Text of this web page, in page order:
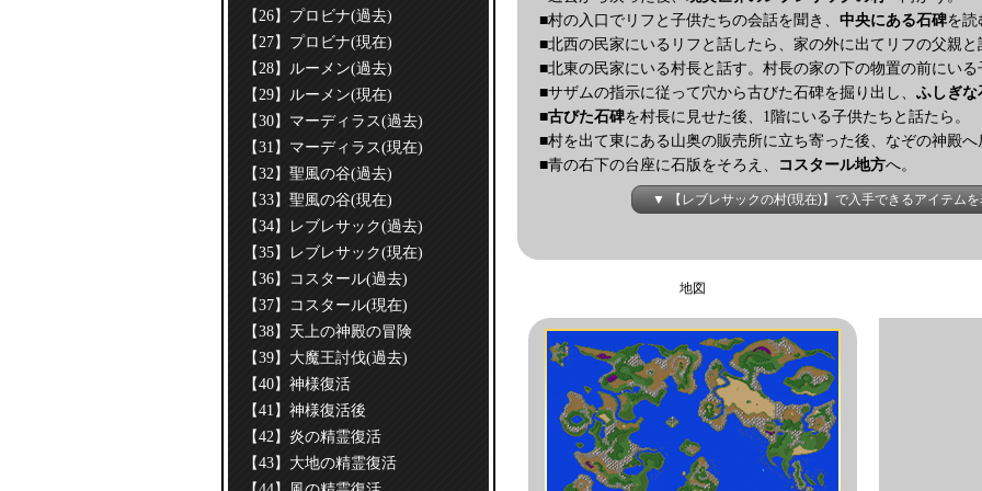
【26】プロビナ(過去)
【27】プロビナ(現在)
【28】ルーメン(過去)
【29】ルーメン(現在)
【30】マーディラス(過去)
【31】マーディラス(現在)
【32】聖風の谷(過去)
【33】聖風の谷(現在)
【34】レブレサック(過去)
【35】レブレサック(現在)
【36】コスタール(過去)
【37】コスタール(現在)
【38】天上の神殿の冒険
【39】大魔王討伐(過去)
【40】神様復活
【41】神様復活後
【42】炎の精霊復活
【43】大地の精霊復活
■村の入口でリフと子供たちの会話を聞き、 中央にある石碑を読
■北西の民家にいるリフと話したら、家の外に出てリフの父親と
■北東の民家にいる村長と話す。村長の家の下の物置の前にい
■サザムの指示に従って穴から古びた石碑を掘り出し、 ふしぎな
■古びた石碑を村長に見せた後、1階にいる子供たちと話たら。
■村を出て東にある山奥の販売所に立ち寄った後、なぞの神殿へ
■青の右下の台座に石版をそろえ、
コスタール地方へ。
▼ 【レブレサックの村(現在)】で入手できるアイテム
地図